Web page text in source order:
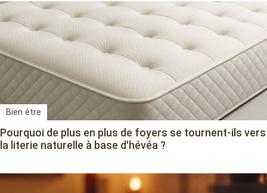
Bien être
Pourquoi de plus en plus de foyers se tournent-ils vers
la literie naturelle à base d'hévéa ?